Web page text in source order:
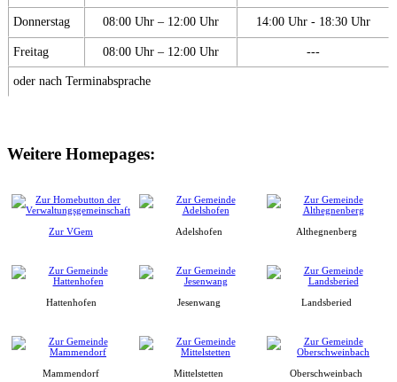
Donnerstag 08:00 Uhr – 12:00 Uhr 14:00 Uhr - 18:30 Uhr
Freitag 08:00 Uhr – 12:00 Uhr ---
oder nach Terminabsprache
Weitere Homepages:
Zur VGem Adelshofen Althegnenberg
Hattenhofen Jesenwang Landsberied
Mammendorf Mittelstetten Oberschweinbach